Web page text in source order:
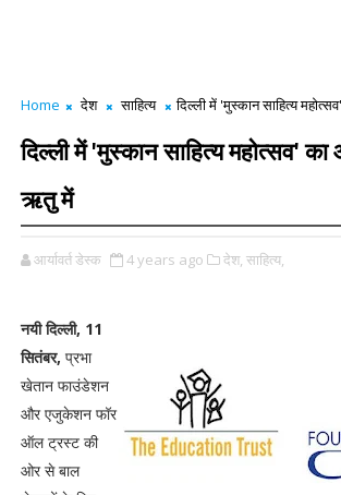
Home देश साहित्य दिल्ली में 'मुस्कान साहित्य
दिल्ली में 'मुस्कान साहित्य महोत्सव'
ऋतु में
आर्यावर्त डेस्क 4 years ago देश, साहित्य,
नयी दिल्ली, 11
सितंबर, प्रभा
खेतान फाउंडेशन
और एजुकेशन फॉर
ऑल ट्रस्ट की
ओर से बाल